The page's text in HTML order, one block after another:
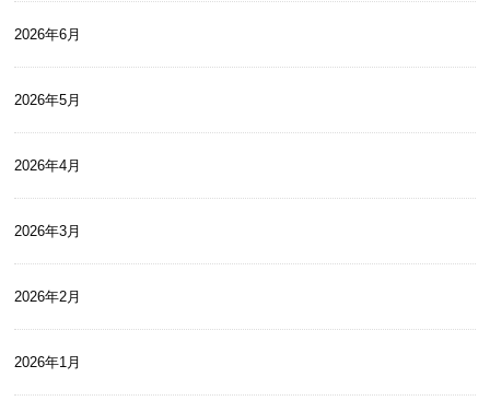
2026年6月
2026年5月
2026年4月
2026年3月
2026年2月
2026年1月